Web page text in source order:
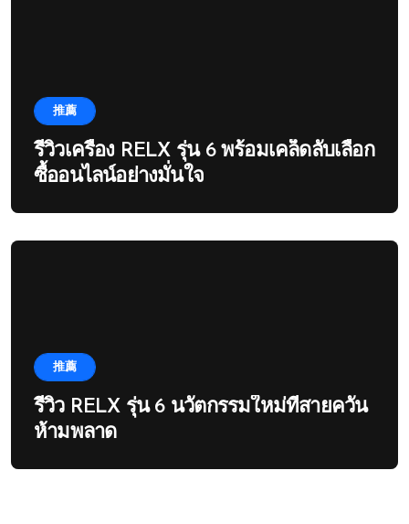
推薦
รีวิวเครื่อง RELX รุ่น 6 พร้อมเคล็ดลับเลือก
ซื้ออนไลน์อย่างมั่นใจ
推薦
รีวิว RELX รุ่น 6 นวัตกรรมใหม่ที่สายควัน
ห้ามพลาด